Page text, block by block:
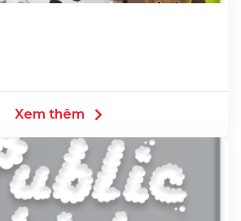
Xem thêm